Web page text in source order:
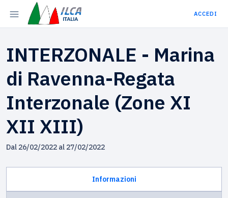
ACCEDI
INTERZONALE - Marina
di Ravenna-Regata
Interzonale (Zone XI
XII XIII)
Dal 26/02/2022 al 27/02/2022
Informazioni